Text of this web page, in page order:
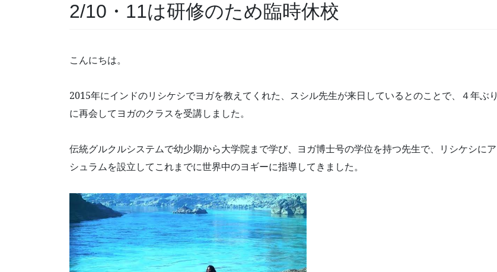
2/10・11は研修のため臨時休校
こんにちは。
2015年にインドのリシケシでヨガを教えてくれた、スシル先生が来日しているとのことで、４年ぶり
に再会してヨガのクラスを受講しました。
伝統グルクルシステムで幼少期から大学院まで学び、ヨガ博士号の学位を持つ先生で、リシケシにア
シュラムを設立してこれまでに世界中のヨギーに指導してきました。